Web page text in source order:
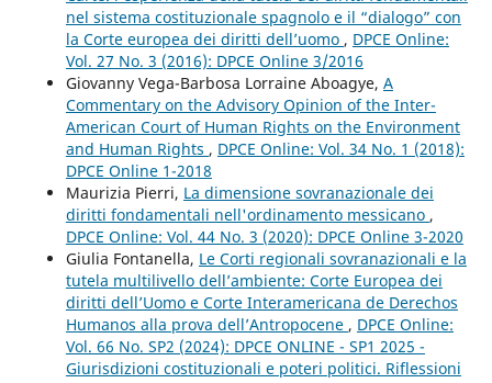
nel sistema costituzionale spagnolo e il “dialogo” con
la Corte europea dei diritti dell’uomo , DPCE Online:
Vol. 27 No. 3 (2016): DPCE Online 3/2016
Giovanny Vega-Barbosa Lorraine Aboagye, A
Commentary on the Advisory Opinion of the Inter-
American Court of Human Rights on the Environment
and Human Rights , DPCE Online: Vol. 34 No. 1 (2018):
DPCE Online 1-2018
Maurizia Pierri, La dimensione sovranazionale dei
diritti fondamentali nell'ordinamento messicano ,
DPCE Online: Vol. 44 No. 3 (2020): DPCE Online 3-2020
Giulia Fontanella, Le Corti regionali sovranazionali e la
tutela multilivello dell’ambiente: Corte Europea dei
diritti dell’Uomo e Corte Interamericana de Derechos
Humanos alla prova dell’Antropocene , DPCE Online:
Vol. 66 No. SP2 (2024): DPCE ONLINE - SP1 2025 -
Giurisdizioni costituzionali e poteri politici. Riflessioni